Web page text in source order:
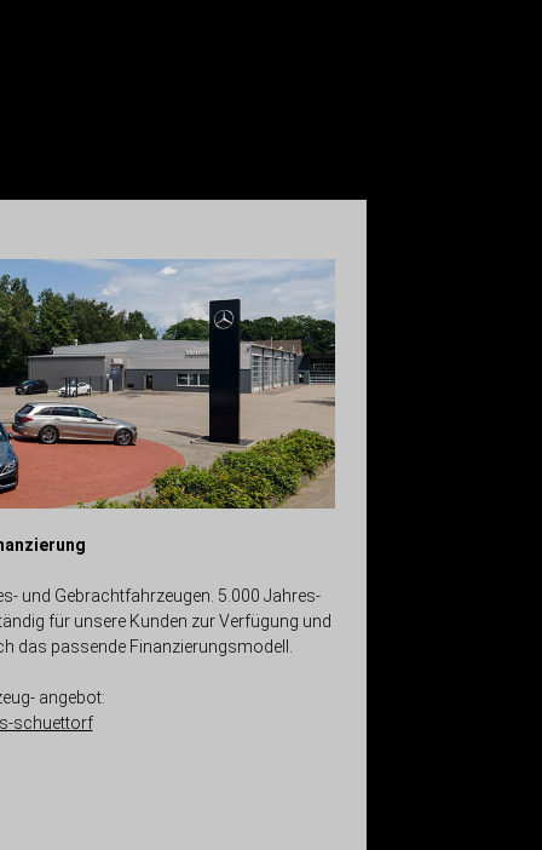
und Gebrachtfahrzeugen. 5.000 Jahres-
für unsere Kunden zur Verfügung und
das passende Finanzierungsmodell.
angebot:
schuettorf